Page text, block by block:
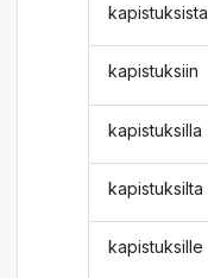
kapistuksista
kapistuksiin
kapistuksilla
kapistuksilta
kapistuksille